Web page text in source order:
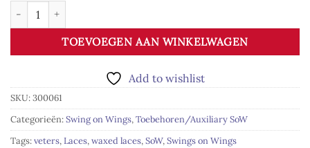
Swings Waxed Laces 120cm (Swings MK1, Accel) aantal
TOEVOEGEN AAN WINKELWAGEN
Add to wishlist
SKU:300061
Categorieën:Swing on Wings,Toebehoren/Auxiliary SoW
Tags:veters,Laces,waxed laces,SoW,Swings on Wings